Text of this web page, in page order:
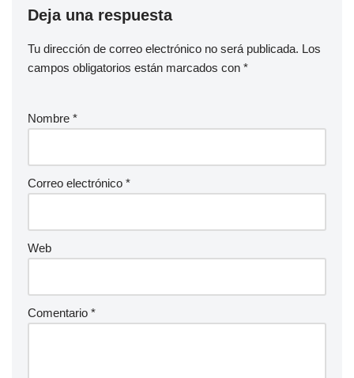
Deja una respuesta
Tu dirección de correo electrónico no será publicada. Los
campos obligatorios están marcados con *
Nombre *
Correo electrónico *
Web
Comentario *